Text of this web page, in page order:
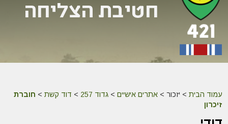
עמוד הבית > יזכור >אתרים אישיים >גדוד 257 > דוד קשת > חוברת
זיכרון